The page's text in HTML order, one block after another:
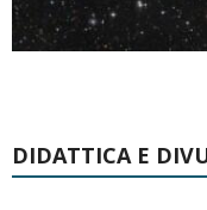
DIDATTICA E